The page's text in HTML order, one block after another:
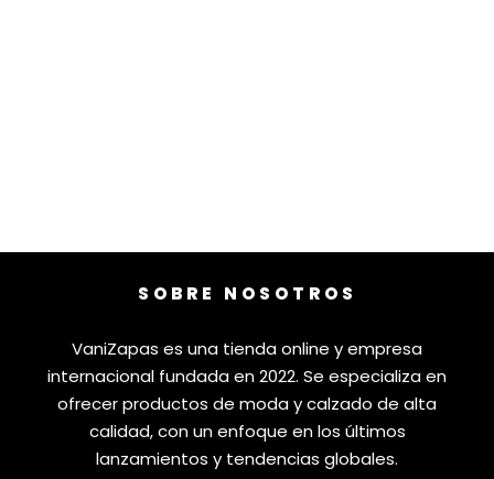
SOBRE NOSOTROS
VaniZapas es una tienda online y empresa
internacional fundada en 2022. Se especializa en
ofrecer productos de moda y calzado de alta
calidad, con un enfoque en los últimos
lanzamientos y tendencias globales.